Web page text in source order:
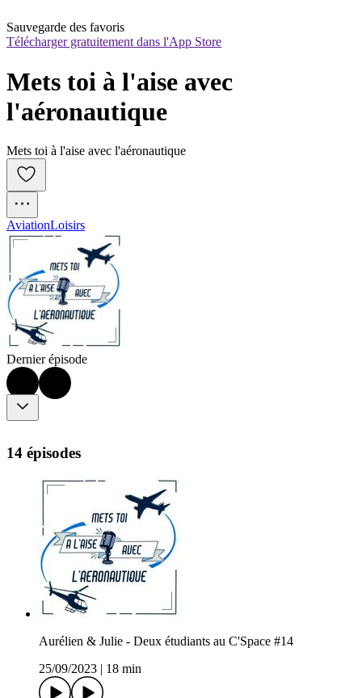
Sauvegarde des favoris
Télécharger gratuitement dans l'App Store
Mets toi à l'aise avec
l'aéronautique
Mets toi à l'aise avec l'aéronautique
AviationLoisirs
Dernier épisode
14 épisodes
Aurélien & Julie - Deux étudiants au C'Space #14
25/09/2023
18 min